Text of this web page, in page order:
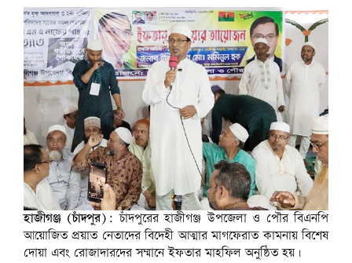
হাজীগঞ্জ (চাঁদপুর): চাঁদপুরের হাজীগঞ্জ উপজেলা ও পৌর বিএনপি
আয়োজিত প্রয়াত নেতাদের বিদেহী আত্মার মাগফেরাত কামনায় বিশেষ
দোয়া এবং রোজাদারদের সম্মানে ইফতার মাহফিল অনুষ্ঠিত হয়।